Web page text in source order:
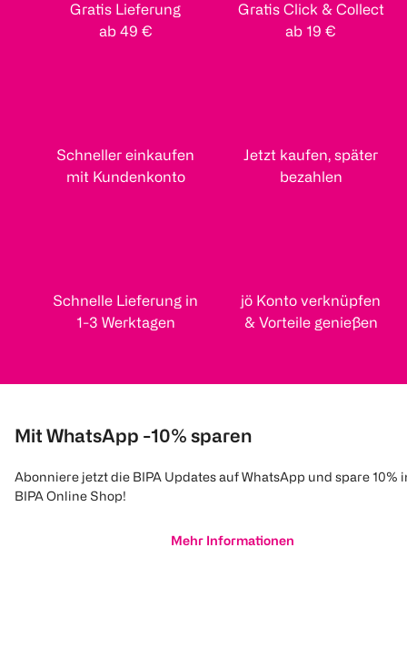
Gratis Lieferung
ab 49 €
Gratis Click & Collect
ab 19 €
Schneller einkaufen
mit Kundenkonto
Jetzt kaufen, später
bezahlen
Schnelle Lieferung in
1-3 Werktagen
jö Konto verknüpfen
& Vorteile genießen
Mit WhatsApp -10% sparen
Abonniere jetzt die BIPA Updates auf WhatsApp und spare 10%
BIPA Online Shop!
Mehr Informationen